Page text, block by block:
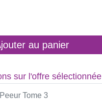
au panier
sur l'offre sélectionnée
Tome 3